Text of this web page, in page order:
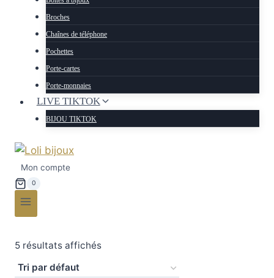
Broches
Chaînes de téléphone
Pochettes
Porte-cartes
Porte-monnaies
LIVE TIKTOK
BIJOU TIKTOK
Mon compte
0
5 résultats affichés